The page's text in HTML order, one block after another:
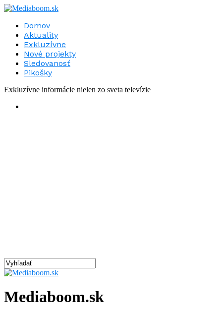
Domov
Aktuality
Exkluzívne
Nové projekty
Sledovanosť
Pikošky
Exkluzívne informácie nielen zo sveta televízie
Mediaboom.sk